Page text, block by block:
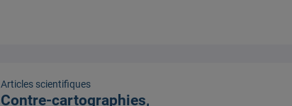
Articles scientifiques
Contre-cartographies,